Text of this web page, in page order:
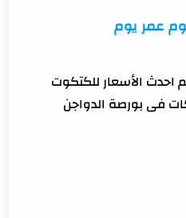
عمر يوم
الأسعار للكتكوت
فى بورصة الدواجن